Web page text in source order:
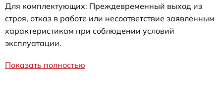
Для комплектующих: Преждевременный выход из
строя, отказ в работе или несоответствие заявленным
характеристикам при соблюдении условий
эксплуатации.
Показать полностью